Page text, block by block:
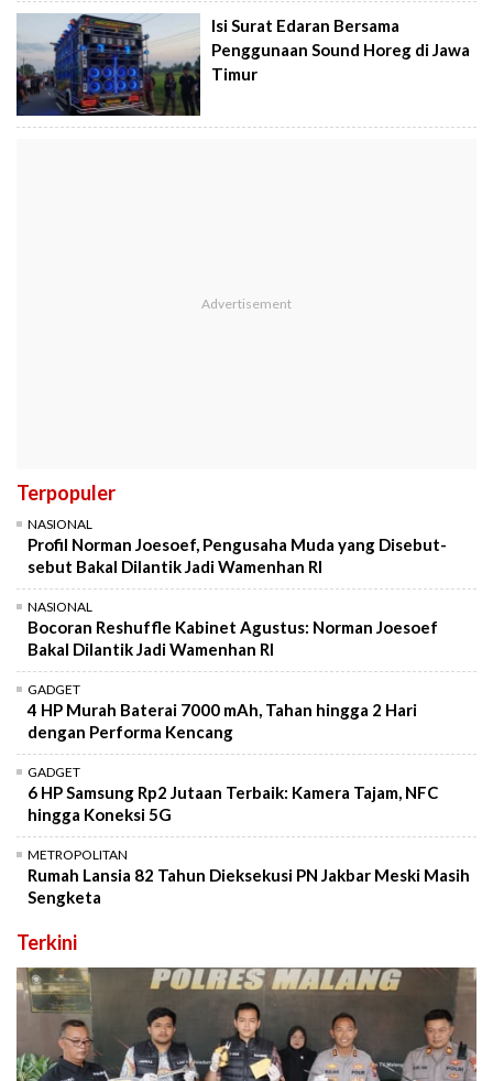
Isi Surat Edaran Bersama
Penggunaan Sound Horeg di Jawa
Timur
Terpopuler
NASIONAL
Profil Norman Joesoef, Pengusaha Muda yang Disebut-
sebut Bakal Dilantik Jadi Wamenhan RI
NASIONAL
Bocoran Reshuffle Kabinet Agustus: Norman Joesoef
Bakal Dilantik Jadi Wamenhan RI
GADGET
4 HP Murah Baterai 7000 mAh, Tahan hingga 2 Hari
dengan Performa Kencang
GADGET
6 HP Samsung Rp2 Jutaan Terbaik: Kamera Tajam, NFC
hingga Koneksi 5G
METROPOLITAN
Rumah Lansia 82 Tahun Dieksekusi PN Jakbar Meski Masih
Sengketa
Terkini